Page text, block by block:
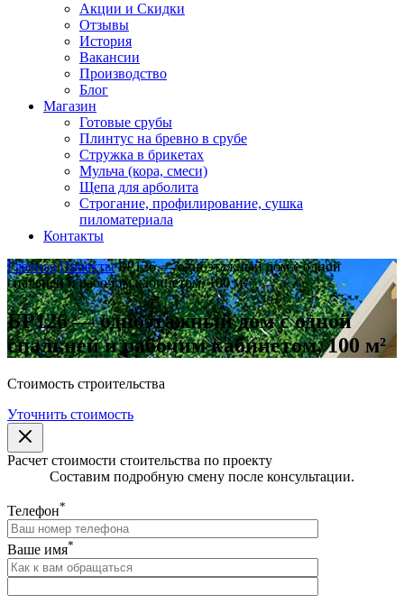
Акции и Скидки
Отзывы
История
Вакансии
Производство
Блог
Магазин
Готовые срубы
Плинтус на бревно в срубе
Стружка в брикетах
Мульча (кора, смеси)
Щепа для арболита
Строгание, профилирование, сушка
пиломатериала
Контакты
Главная Проекты БР126 — одноэтажный дом с одной
спальней и рабочим кабинетом, 100 м²
БР126 — одноэтажный дом с одной
спальней и рабочим кабинетом, 100 м²
Стоимость строительства
Уточнить стоимость
Расчет стоимости стоительства по проекту
Составим подробную смену после консультации.
Телефон*
Ваше имя*